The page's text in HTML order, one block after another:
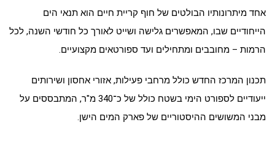
אחד מיתרונותיו הבולטים של חוף קריית חיים הוא תנאי הים
הייחודיים שבו, המאפשרים גלישה ושייט לאורך כל חודשי השנה, לכל
הרמות – מחובבים ומתחילים ועד ספורטאים מקצועיים.
תכנון המרכז החדש כולל מרחבי פעילות, אזורי אחסון ושירותים
ייעודיים לספורט הימי בשטח כולל של כ־340 מ"ר, המתבססים על
מבני המשושים ההיסטוריים של פארק המים הישן.